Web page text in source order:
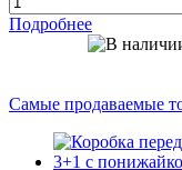
Подробнее
Самые продаваемые